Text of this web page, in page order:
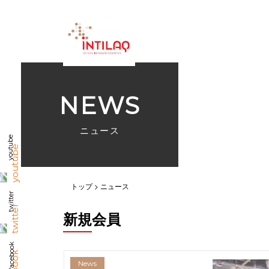
youtube
twitter
facebook
NEWS
ニュース
トップ ニュース
新規会員
News